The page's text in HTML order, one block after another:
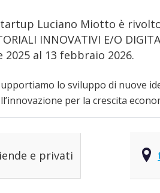
Luciano Miotto è rivolto
INNOVATIVI E/O
2025 al 13 febbraio 2026.
lo sviluppo di nuove
per la crescita
e privati